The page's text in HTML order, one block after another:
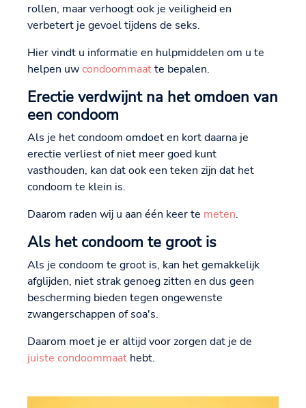
rollen, maar verhoogt ook je veiligheid en
verbetert je gevoel tijdens de seks.
Hier vindt u informatie en hulpmiddelen om u te
helpen uwcondoommaatte bepalen.
Erectie verdwijnt na het omdoen van
een condoom
Als je het condoom omdoet en kort daarna je
erectie verliest of niet meer goed kunt
vasthouden, kan dat ook een teken zijn dat het
condoom te klein is.
Daarom raden wij u aan één keer te meten.
Als het condoom te groot is
Als je condoom te groot is, kan het gemakkelijk
afglijden, niet strak genoeg zitten en dus geen
bescherming bieden tegen ongewenste
zwangerschappen of soa's.
Daarom moet je er altijd voor zorgen dat je de
juiste condoommaat hebt.